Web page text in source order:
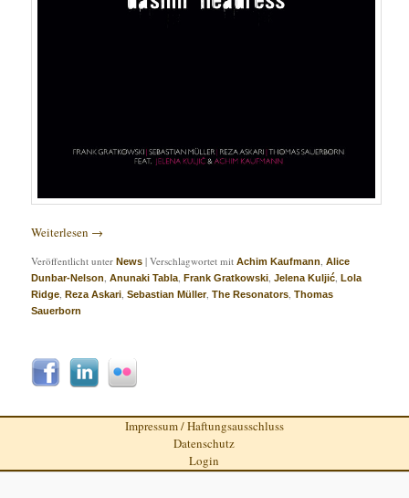
Weiterlesen →
Veröffentlicht unter News |Verschlagwortet mit Achim Kaufmann,Alice
Dunbar-Nelson,Anunaki Tabla,Frank Gratkowski,Jelena Kuljić,Lola
Ridge,Reza Askari,Sebastian Müller,The Resonators,Thomas
Sauerborn
Impressum / Haftungsausschluss
Datenschutz
Login